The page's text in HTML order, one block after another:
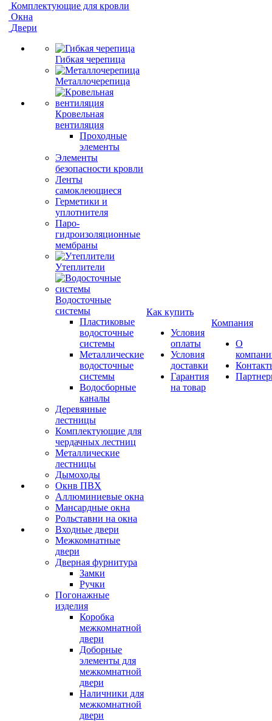
Комплектующие для кровли
Окна
Двери
Гибкая черепица
Металлочерепица
Кровельная
вентиляция
Проходные
элементы
Элементы
безопасности кровли
Ленты
самоклеющиеся
Герметики и
уплотнителя
Паро-
гидроизоляционные
мембраны
Утеплители
Водосточные
системы
Пластиковые
водосточные
системы
Металлические
водосточные
системы
Водосборные
каналы
Деревянные
лестницы
Комплектующие для
чердачных лестниц
Металлические
лестницы
Дымоходы
Окнв ПВХ
Аллюминиевые окна
Мансардные окна
Рольставни на окна
Входные двери
Межкомнатные
двери
Дверная фурнитура
Замки
Ручки
Погонажные
изделия
Коробка
межкомнатной
двери
Доборные
элементы для
межкомнатной
двери
Наличники для
межкомнатной
двери
Как купить
Условия
оплаты
Условия
доставки
Гарантия
на товар
Компания
О